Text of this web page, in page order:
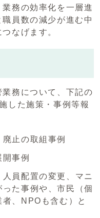
務の効率化を一層進
員数の減少が進む中
なげます。
務について、下記の
した施策・事例等報
止の取組事例
事例
員配置の変更、マニ
た事例や、市民（個
、NPOも含む）と